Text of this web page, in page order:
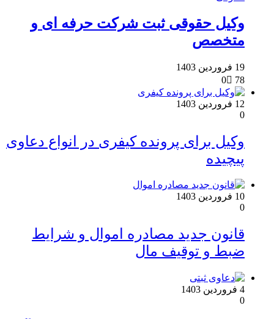
وکیل حقوقی ثبت شرکت حرفه ای و
متخصص
19 فروردین 1403
0
78
12 فروردین 1403
0
وکیل برای پرونده کیفری در انواع دعاوی
پیچیده
10 فروردین 1403
0
قانون جدید مصادره اموال و شرایط
ضبط و توقیف مال
4 فروردین 1403
0